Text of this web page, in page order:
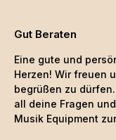
Gut Beraten
Eine gute und
Herzen! Wir freuen
begrüßen zu
all deine Fragen
Musik Equipment